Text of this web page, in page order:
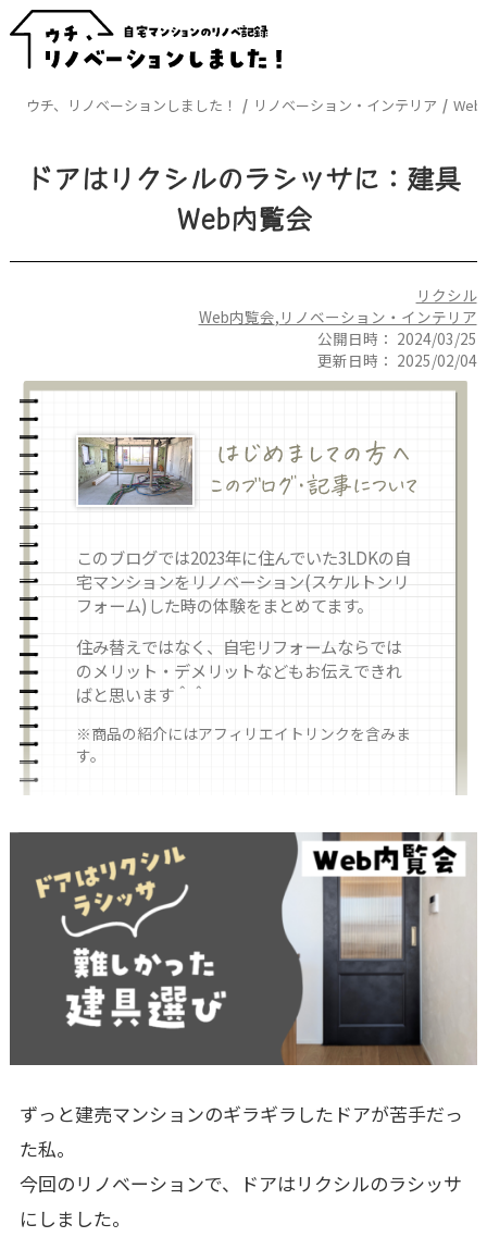
ウチ、リノベーションしました！ リノベーション・インテリア Web
ドアはリクシルのラシッサに：建具
Web内覧会
リクシル
Web内覧会, リノベーション・インテリア
公開日時： 2024/03/25
更新日時： 2025/02/04
このブログでは2023年に住んでいた3LDKの自
宅マンションをリノベーション(スケルトンリ
フォーム)した時の体験をまとめてます。
住み替えではなく、自宅リフォームならでは
のメリット・デメリットなどもお伝えできれ
ばと思います＾＾
※商品の紹介にはアフィリエイトリンクを含みま
す。
ずっと建売マンションのギラギラしたドアが苦手だっ
た私。
今回のリノベーションで、ドアはリクシルのラシッサ
にしました。